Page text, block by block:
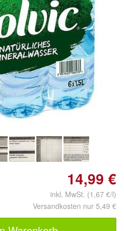
zum
14,99 €
inkl. MwSt. (1,67 €/l)
Versandkosten nur 5,49 €